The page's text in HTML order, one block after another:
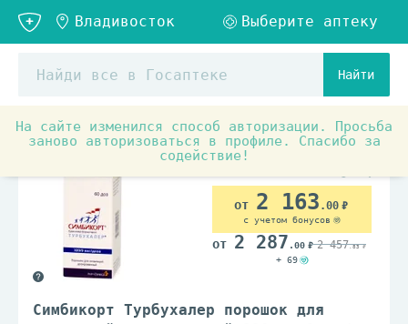
Найти
На сайте изменился способ авторизации. Просьба
заново авторизоваться в профиле. Спасибо за
содействие!
Аптечные товары Препараты при заболеваниях
Симбикорт Турбухалер порошок для
2 163 .00
с учетом бонусов
2 287 .00 2 457.83
+ 69